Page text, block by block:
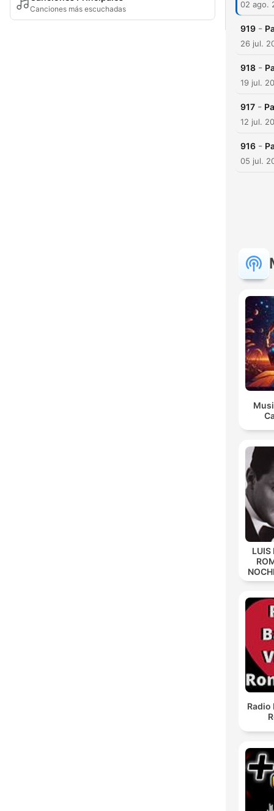
Canciones más escuchadas 02 ago.
919 -
26 jul.
918 -
19 jul.
917 -
12 jul.
916 -
05 jul.
LUIS
Radio